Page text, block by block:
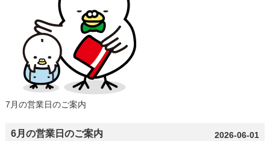
7月の営業日のご案内
6月の営業日のご案内 2026-06-01